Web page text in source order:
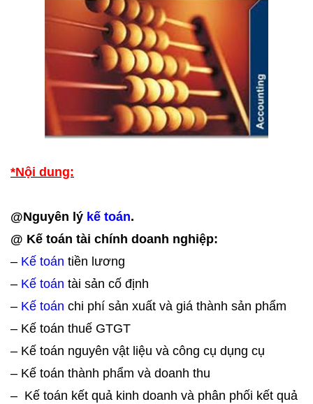
*Nội dung:
@Nguyên lý kế toán.
@ Kế toán tài chính doanh nghiệp:
– Kế toán tiền lương
– Kế toán tài sản cố định
– Kế toán chi phí sản xuất và giá thành sản phẩm
– Kế toán thuế GTGT
– Kế toán nguyên vật liệu và công cụ dụng cụ
– Kế toán thành phẩm và doanh thu
– Kế toán kết quả kinh doanh và phân phối kết quả